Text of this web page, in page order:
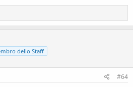
dello Staff
#64